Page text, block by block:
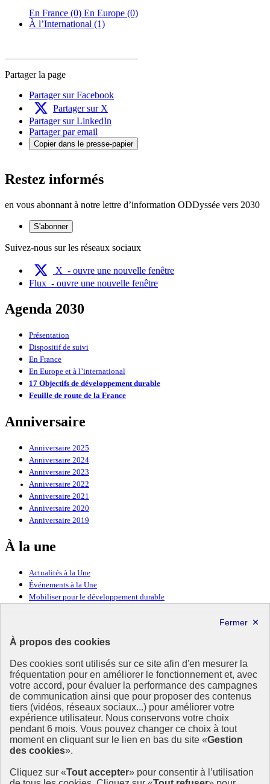
À propos des cookies
Des cookies sont utilisés sur ce site afin d'en mesurer la
fréquentation pour en améliorer le fonctionnement et, avec
votre accord, pour évaluer la performance des campagnes
de communication ainsi que pour proposer des contenus
tiers (vidéos, réseaux sociaux...) pour améliorer votre
expérience utilisateur. Nous conservons votre choix
pendant 6 mois. Vous pouvez changer ce choix à tout
moment en cliquant sur le lien en bas du site «Gestion
des cookies».
Cliquez sur «Tout accepter» pour consentir à l’utilisation
En France (0) En Europe (0)
À l’International (1)
Partager la page
Partager sur Facebook
Partager sur X
Partager sur LinkedIn
Partager par email
Copier dans le presse-papier
Restez informés
en vous abonnant à notre lettre d’information ODDyssée vers 2030
S'abonner
Suivez-nous sur les réseaux sociaux
X - ouvre une nouvelle fenêtre
Flux - ouvre une nouvelle fenêtre
Agenda 2030
Présentation
Dispositif de suivi
En France
En Europe et à l’international
17 Objectifs de développement durable
Feuille de route de la France
Anniversaire
Anniversaire 2025
Anniversaire 2024
Anniversaire 2023
Anniversaire 2022
Anniversaire 2021
Anniversaire 2020
Anniversaire 2019
À la une
Actualités à la Une
Événements à la Une
Mobiliser pour le développement durable
Ressources
Ressources
La Méth’ODD
Gouvernement
Ce site propose l’information de référence concernant l’Agenda
2030 et la feuille de route de la France. Il valorise la mobilisation de
tous les acteurs.
info.gouv.fr- ouvre une nouvelle fenêtre
service-public.fr - ouvre une nouvelle fenêtre